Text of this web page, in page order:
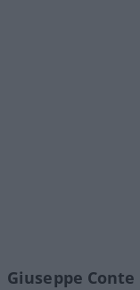
Giuseppe Conte